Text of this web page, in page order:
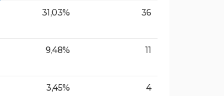
31,03% 36
9,48% 11
3,45% 4